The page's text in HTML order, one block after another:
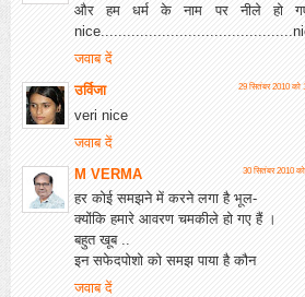
और हम धर्म के नाम पर नीले हो
जवाब दें
उर्विजा
29 सितंबर 2010
veri nice
जवाब दें
M VERMA
30 सितंबर 2010
हर कोई समझने में करने लगा है भूल-
क्योंकि हमारे आवरण चमकीले हो गए हैं ।
बहुत खूब ..
इन सफेदपोशो को समझ पाया है कौन
जवाब दें